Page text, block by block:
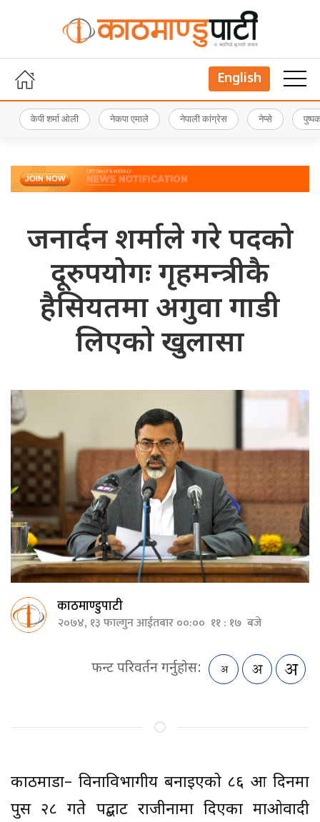
English
केपी शर्मा ओली नेकपा एमाले नेपाली कांग्रेस नेप्से
जनार्दन शर्माले गरे पदको
दूरुपयोगः गृहमन्त्रीकै
हैसियतमा अगुवा गाडी
लिएको खुलासा
काठमाण्डुपाटी
२०७४, १३ फाल्गुन आईतबार ००:०० ११ : १७ बजे
फन्ट परिवर्तन गर्नुहोस:
काठमाडौं– विनाविभागीय बनाइएको ८६ औं दिनमा
पुस २८ गते पद्बाट राजीनामा दिएका माओवादी